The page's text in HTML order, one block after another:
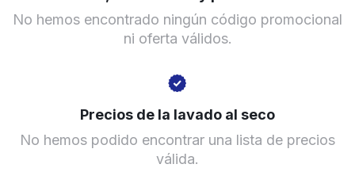
No hemos encontrado ningún código promocional
ni oferta válidos.
Precios de la lavado al seco
No hemos podido encontrar una lista de precios
válida.